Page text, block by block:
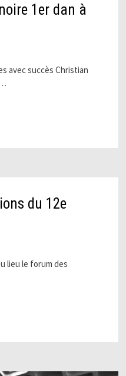
1er dan à
avec succès Christian
du 12e
lieu le forum des